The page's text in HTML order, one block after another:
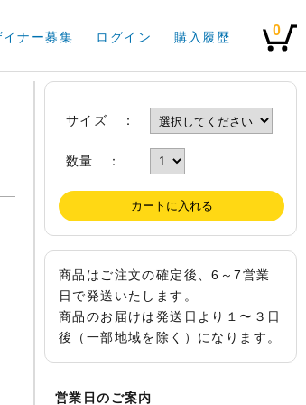
0
イナー募集 ログイン 購入履歴
サイズ ：
数量 ：
商品はご注文の確定後、6～7営業
日で発送いたします。
商品のお届けは発送日より１〜３日
後（一部地域を除く）になります。
営業日のご案内